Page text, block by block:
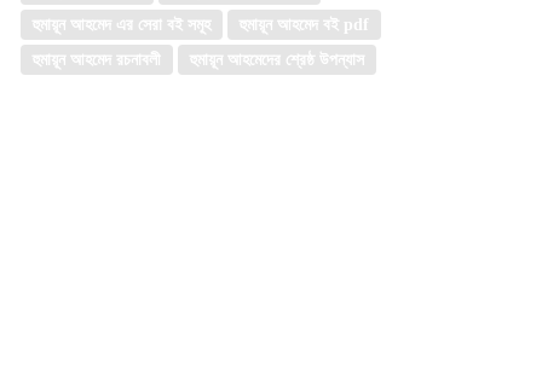
হুমায়ূন আহমেদ এর সেরা বই সমূহ
হুমায়ূন আহমেদ বই pdf
হুমায়ূন আহমেদ রচনাবলী
হুমায়ূন আহমেদের শ্রেষ্ঠ উপন্যাস